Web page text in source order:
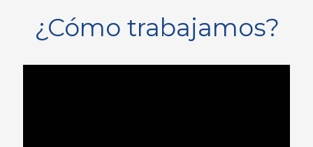
¿Cómo trabajamos?